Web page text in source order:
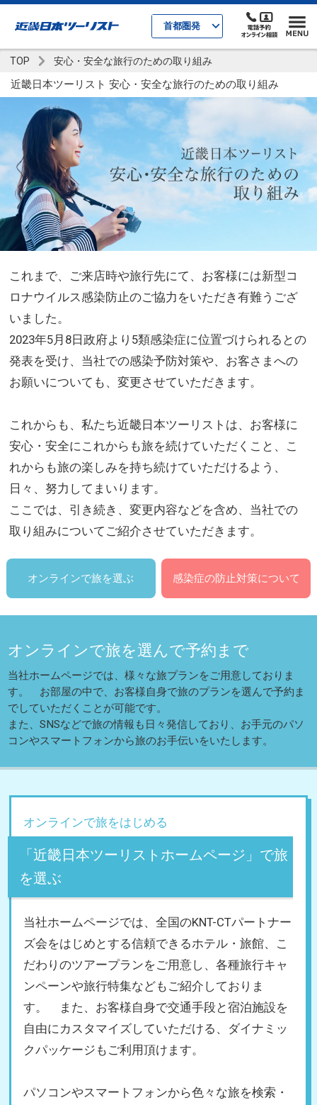
首都圏発
TOP 安心・安全な旅行のための取り組み
近畿日本ツーリスト 安心・安全な旅行のための取り組み
これまで、ご来店時や旅行先にて、お客様には新型コ
ロナウイルス感染防止のご協力をいただき有難うござ
いました。
2023年5月8日政府より5類感染症に位置づけられるとの
発表を受け、当社での感染予防対策や、お客さまへの
お願いについても、変更させていただきます。
これからも、私たち近畿日本ツーリストは、お客様に
安心・安全にこれからも旅を続けていただくこと、こ
れからも旅の楽しみを持ち続けていただけるよう、
日々、努力してまいります。
ここでは、引き続き、変更内容などを含め、当社での
取り組みについてご紹介させていただきます。
オンラインで旅を選ぶ 感染症の防止対策について
オンラインで旅を選んで予約まで
当社ホームページでは、様々な旅プランをご用意しておりま
す。 お部屋の中で、お客様自身で旅のプランを選んで予約ま
でしていただくことが可能です。
また、SNSなどで旅の情報も日々発信しており、お手元のパソ
コンやスマートフォンから旅のお手伝いをいたします。
オンラインで旅をはじめる
「近畿日本ツーリストホームページ」で旅
を選ぶ
当社ホームページでは、全国のKNT-CTパートナー
ズ会をはじめとする信頼できるホテル・旅館、こ
だわりのツアープランをご用意し、各種旅行キャ
ンペーンや旅行特集などもご紹介しておりま
す。 また、お客様自身で交通手段と宿泊施設を
自由にカスタマイズしていただける、ダイナミッ
クパッケージもご利用頂けます。
パソコンやスマートフォンから色々な旅を検索・